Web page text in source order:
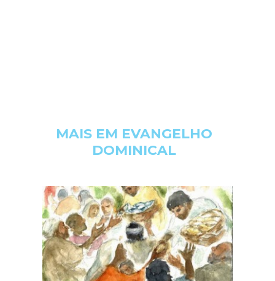
MAIS EM EVANGELHO
DOMINICAL